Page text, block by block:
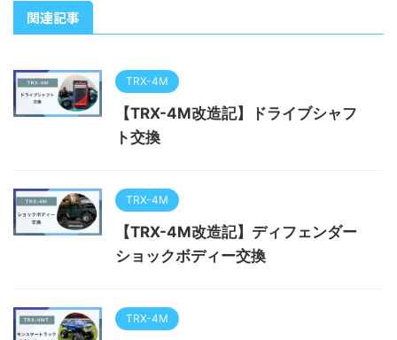
関連記事
TRX-4M
【TRX-4M改造記】ドライブシャフ
ト交換
TRX-4M
【TRX-4M改造記】ディフェンダー
ショックボディー交換
TRX-4M